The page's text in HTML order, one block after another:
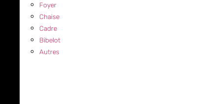
Foyer
Chaise
Cadre
Bibelot
Autres